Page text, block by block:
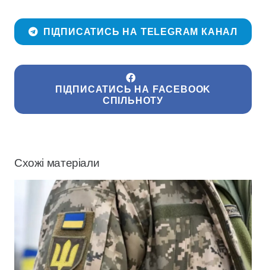
ПІДПИСАТИСЬ НА TELEGRAM КАНАЛ
ПІДПИСАТИСЬ НА FACEBOOK
СПІЛЬНОТУ
Схожі матеріали